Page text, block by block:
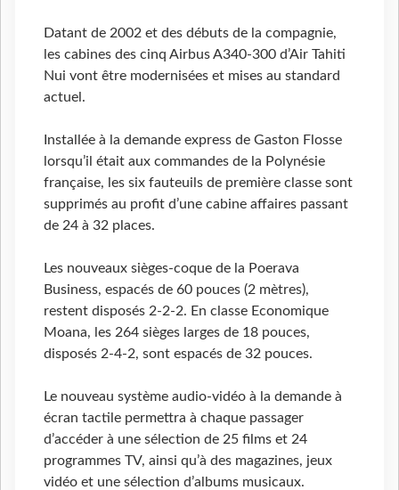
Datant de 2002 et des débuts de la compagnie,
les cabines des cinq Airbus A340-300 d’Air Tahiti
Nui vont être modernisées et mises au standard
actuel.
Installée à la demande express de Gaston Flosse
lorsqu’il était aux commandes de la Polynésie
française, les six fauteuils de première classe sont
supprimés au profit d’une cabine affaires passant
de 24 à 32 places.
Les nouveaux sièges-coque de la Poerava
Business, espacés de 60 pouces (2 mètres),
restent disposés 2-2-2. En classe Economique
Moana, les 264 sièges larges de 18 pouces,
disposés 2-4-2, sont espacés de 32 pouces.
Le nouveau système audio-vidéo à la demande à
écran tactile permettra à chaque passager
d’accéder à une sélection de 25 films et 24
programmes TV, ainsi qu’à des magazines, jeux
vidéo et une sélection d’albums musicaux.